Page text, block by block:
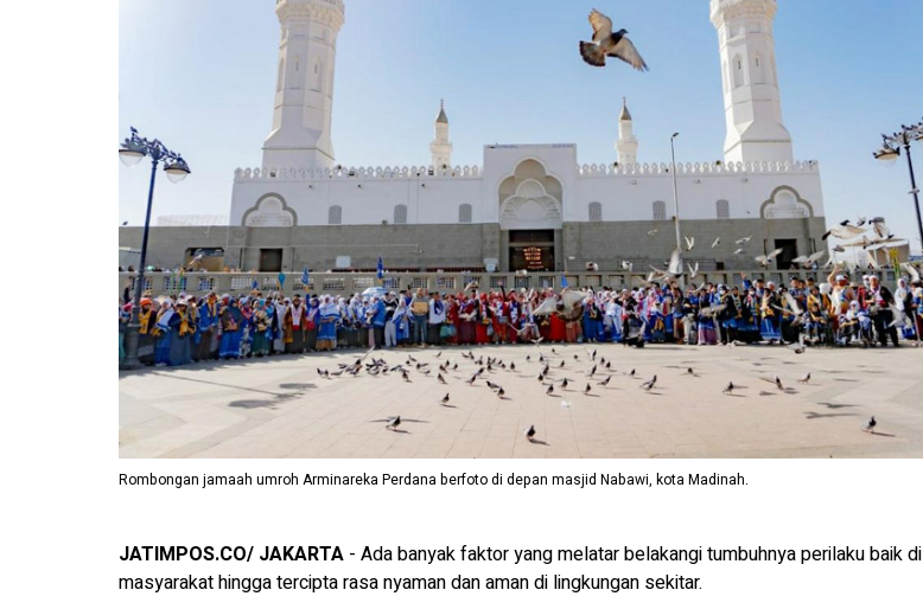
Rombongan jamaah umroh Arminareka Perdana berfoto di depan masjid Nabawi, kota Madinah.
JATIMPOS.CO/ JAKARTA - Ada banyak faktor yang melatar belakangi tumbuhnya perilaku baik di
masyarakat hingga tercipta rasa nyaman dan aman di lingkungan sekitar.